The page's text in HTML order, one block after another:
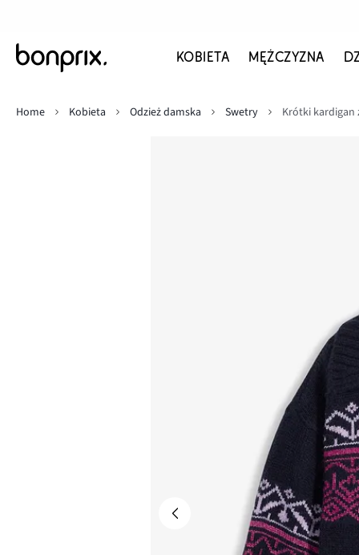
KOBIETA MĘŻCZYZNA
Home
Kobieta Odzież damska Swetry Krótki kardigan